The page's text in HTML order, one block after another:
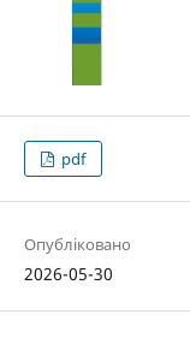
pdf
Опубліковано
2026-05-30